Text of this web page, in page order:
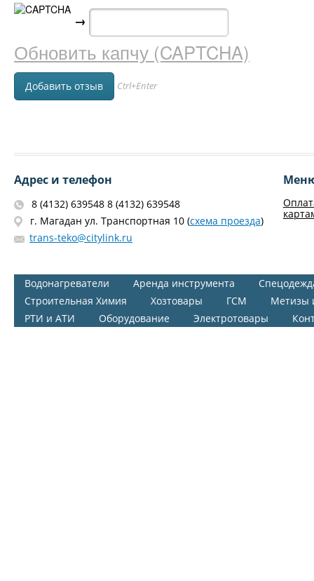
→
Обновить капчу (CAPTCHA)
Ctrl+Enter
Адрес и телефон
8 (4132) 639548 8 (4132) 639548
г. Магадан ул. Транспортная 10 (схема проезда)
trans-teko@citylink.ru
Водонагреватели Аренда инструмента
Строительная Химия
Хозтовары ГСМ
Метизы
РТИ и АТИ
Оборудование Электротовары